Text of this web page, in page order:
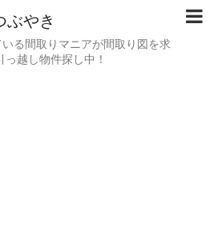
ぶやき
る間取りマニアが間取り図を求
越し物件探し中！